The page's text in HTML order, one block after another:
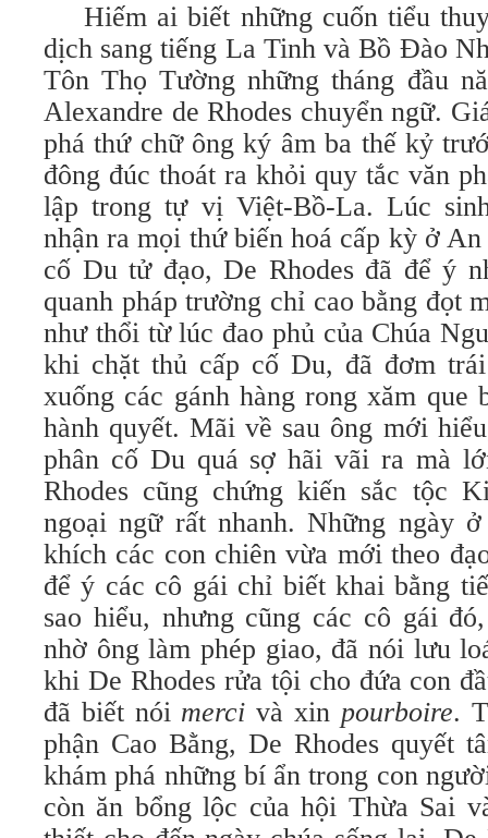
Hiếm ai biết những cuốn tiểu
dịch sang tiếng La Tinh và Bồ Ðào
Tôn Thọ Tường những tháng đầu
Alexandre de Rhodes chuyển ngữ.
phá thứ chữ ông ký âm ba thế kỷ
đông đúc thoát ra khỏi quy tắc văn
lập trong tự vị Việt-Bồ-La. Lúc
nhận ra mọi thứ biến hoá cấp kỳ ở
cố Du tử đạo, De Rhodes đã để ý
quanh pháp trường chỉ cao bằng đọt
như thổi từ lúc đao phủ của Chúa
khi chặt thủ cấp cố Du, đã đơm
xuống các gánh hàng rong xăm que
hành quyết. Mãi về sau ông mới
phân cố Du quá sợ hãi vãi ra mà
Rhodes cũng chứng kiến sắc tộc
ngoại ngữ rất nhanh. Những ngày
khích các con chiên vừa mới theo
để ý các cô gái chỉ biết khai bằng
sao hiểu, nhưng cũng các cô gái
nhờ ông làm phép giao, đã nói lưu
khi De Rhodes rửa tội cho đứa con
đã biết nói merci và xin pourboire.
phận Cao Bằng, De Rhodes quyết
khám phá những bí ẩn trong con
còn ăn bổng lộc của hội Thừa Sai